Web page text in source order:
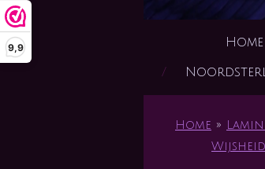
9,9 Home
Home »
Wijsheid